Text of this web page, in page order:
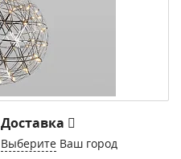
Доставка
Выберите Ваш город